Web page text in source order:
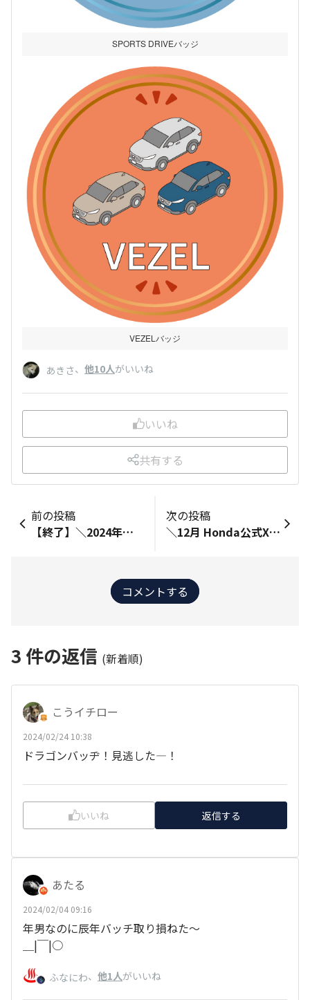
SPORTS DRIVEバッジ
VEZELバッジ
あきさ、 他10人がいいね
いいね
共有する
前の投稿
【終了】＼2024年の抱負を教えてください！／​
次の投稿
＼12月 Honda公式X ご紹介投稿✨／
コメントする
3 件の返信 (新着順)
こうイチロー
2024/02/24 10:38
ドラゴンバッヂ！見逃した―！
いいね 返信する
あたる
2024/02/04 09:16
年男なのに辰年バッチ取り損ねた～
＿|￣|○
ふなにわ、 他1人がいいね